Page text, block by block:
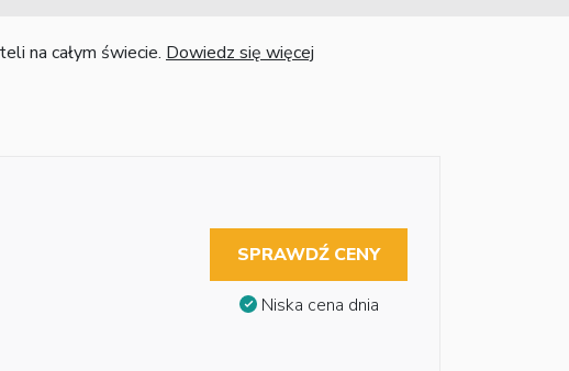
na całym świecie. Dowiedz się więcej
SPRAWDŹ CENY
Niska cena dnia